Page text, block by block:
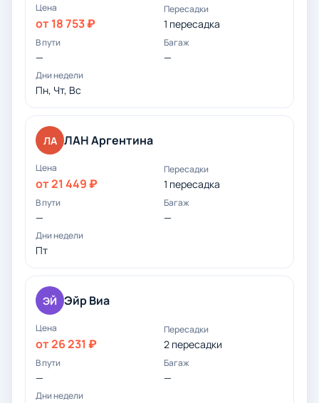
от 18 753 ₽ 1 пересадка
— —
Пн, Чт, Вс
ЛА ЛАН Аргентина
от 21 449 ₽ 1 пересадка
— —
Пт
ЭЙ Эйр Виа
от 26 231 ₽ 2 пересадки
— —